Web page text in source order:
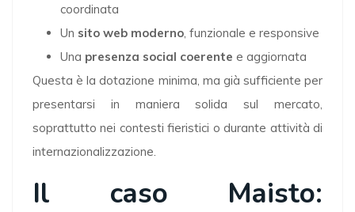
coordinata
Un sito web moderno, funzionale e responsive
Una presenza social coerente e aggiornata
Questa è la dotazione minima, ma già sufficiente per
presentarsi in maniera solida sul mercato,
soprattutto nei contesti fieristici o durante attività di
internazionalizzazione.
Il caso Maisto: